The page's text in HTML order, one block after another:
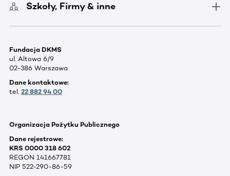
Szkoły, Firmy & inne
Fundacja DKMS
ul. Altowa 6/9
02-386 Warszawa
Dane kontaktowe:
tel. 22 882 94 00
Organizacja Pożytku Publicznego
Dane rejestrowe:
KRS 0000 318 602
REGON 141667781
NIP 522-290-86-59